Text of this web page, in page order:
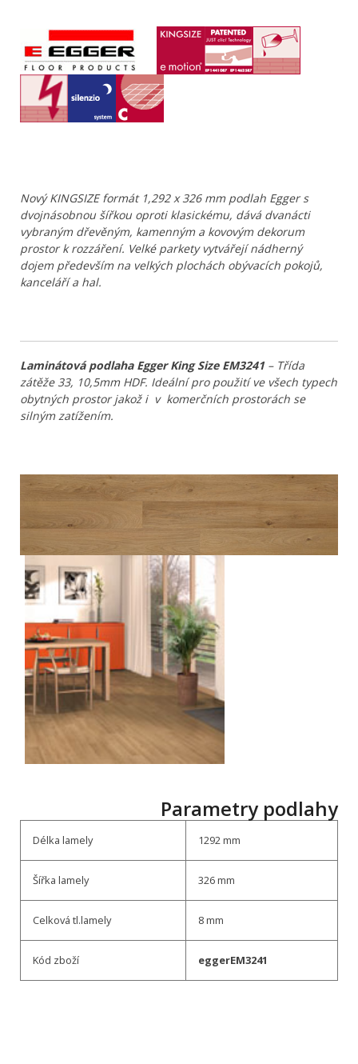
Nový KINGSIZE formát 1,292 x 326 mm podlah Egger s
dvojnásobnou šířkou oproti klasickému, dává dvanácti
vybraným dřevěným, kamenným a kovovým dekorum
prostor k rozzáření. Velké parkety vytvářejí nádherný
dojem především na velkých plochách obývacích pokojů,
kanceláří a hal.
Laminátová podlaha Egger King Size EM3241– Třída
zátěže 33, 10,5mm HDF. Ideální pro použití ve všech typech
obytných prostor jakož i v komerčních prostorách se
silným zatížením.
Parametry podlahy
Délka lamely 1292 mm
Šířka lamely 326 mm
Celková tl.lamely 8 mm
Kód zboží eggerEM3241